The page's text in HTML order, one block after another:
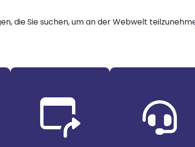
die Sie suchen, um an der Webwelt